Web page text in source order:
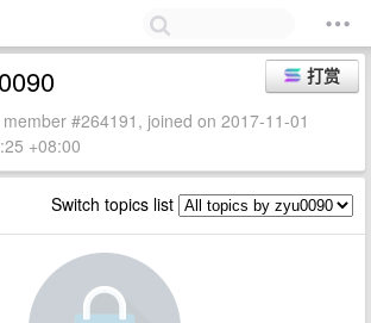
打赏
member #264191, joined on 2017-11-01
+08:00
Switch topics list